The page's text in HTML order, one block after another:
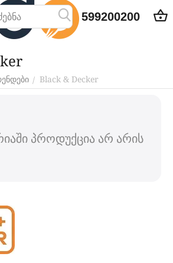
599200200
/ Black & Decker
პროდუქცია არ არის